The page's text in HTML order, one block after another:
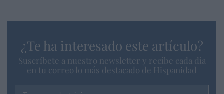
¿Te ha interesado este artículo?
Suscríbete a nuestro newsletter y recibe cada dia
en tu correo lo más destacado de Hispanidad